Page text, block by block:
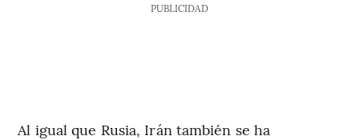
PUBLICIDAD
Al igual que Rusia, Irán también se ha